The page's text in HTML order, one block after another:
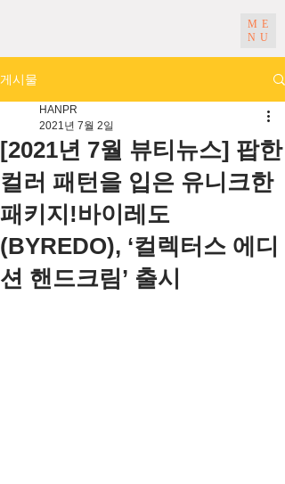
ME
NU
게시물
[2021년 7월 뷰티뉴스] 팝한
컬러 패턴을 입은 유니크한
패키지!바이레도
(BYREDO), ‘컬렉터스 에디
션 핸드크림’ 출시
HANPR
2021년 7월 2일